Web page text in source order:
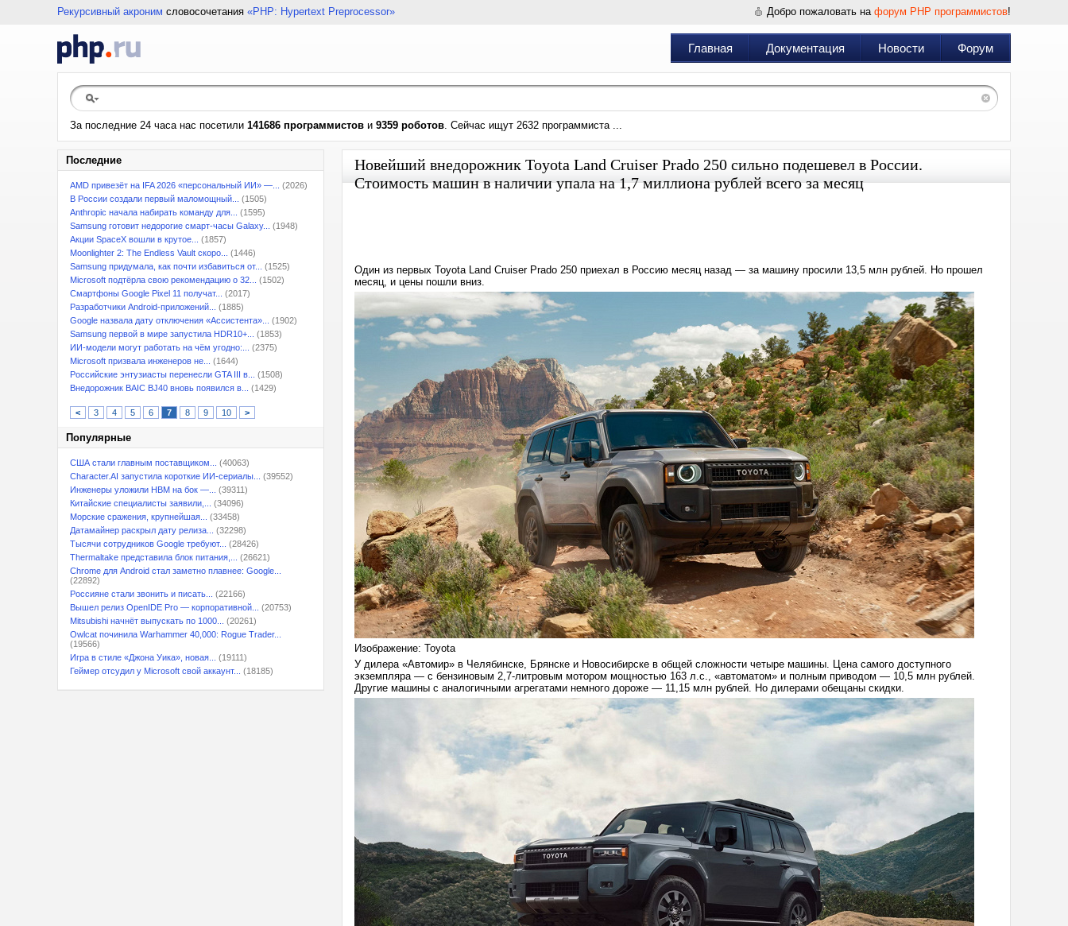
Рекурсивный акроним словосочетания «PHP: Hypertext Preprocessor» Добро пожаловать на форум PHP программистов!
Главная Документация Новости Форум
За последние 24 часа нас посетили 141686 программистов и 9359 роботов. Сейчас ищут 2632 программиста ...
Последние
AMD привезёт на IFA 2026 «персональный ИИ» —...
(2026)
В России создали первый маломощный...
(1505)
Anthropic начала набирать команду для...
(1595)
Samsung готовит недорогие смарт-часы Galaxy...
(1948)
Акции SpaceX вошли в крутое...
(1857)
Moonlighter 2: The Endless Vault скоро...
(1446)
Samsung придумала, как почти избавиться от...
(1525)
Microsoft подтёрла свою рекомендацию о 32...
(1502)
Смартфоны Google Pixel 11 получат...
(2017)
Разработчики Android-приложений...
(1885)
Google назвала дату отключения «Ассистента»...
(1902)
Samsung первой в мире запустила HDR10+...
(1853)
ИИ-модели могут работать на чём угодно:...
(2375)
Microsoft призвала инженеров не...
(1644)
Российские энтузиасты перенесли GTA III в...
(1508)
Внедорожник BAIC BJ40 вновь появился в...
(1429)
< 3 4 5 6 7 8 9 10 >
Популярные
США стали главным поставщиком...
(40063)
Character.AI запустила короткие ИИ-сериалы...
(39552)
Инженеры уложили HBM на бок —...
(39311)
Китайские специалисты заявили,...
(34096)
Морские сражения, крупнейшая...
(33458)
Датамайнер раскрыл дату релиза...
(32298)
Тысячи сотрудников Google требуют...
(28426)
Thermaltake представила блок питания,...
(26621)
Chrome для Android стал заметно плавнее: Google...
(22892)
Россияне стали звонить и писать...
(22166)
Вышел релиз OpenIDE Pro — корпоративной...
(20753)
Mitsubishi начнёт выпускать по 1000...
(20261)
Owlcat починила Warhammer 40,000: Rogue Trader...
(19566)
Игра в стиле «Джона Уика», новая...
(19111)
Геймер отсудил у Microsoft свой аккаунт...
(18185)
Новейший внедорожник Toyota Land Cruiser Prado 250 сильно подешевел в России.
Стоимость машин в наличии упала на 1,7 миллиона рублей всего за месяц
Один из первых Toyota Land Cruiser Prado 250 приехал в Россию месяц назад — за машину просили 13,5 млн рублей. Но прошел
месяц, и цены пошли вниз.
Изображение: Toyota
У дилера «Автомир» в Челябинске, Брянске и Новосибирске в общей сложности четыре машины. Цена самого доступного
экземпляра — с бензиновым 2,7-литровым мотором мощностью 163 л.с., «автоматом» и полным приводом — 10,5 млн рублей.
Другие машины с аналогичными агрегатами немного дороже — 11,15 млн рублей. Но дилерами обещаны скидки.